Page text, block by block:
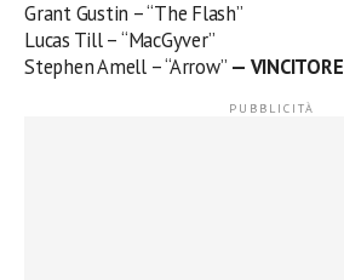
Grant Gustin – “The Flash”
Lucas Till – “MacGyver”
Stephen Amell – “Arrow” — VINCITORE